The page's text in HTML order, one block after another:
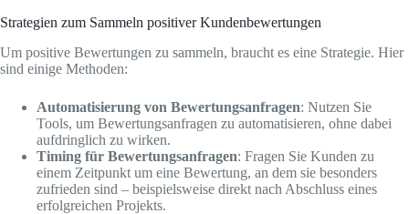
Strategien zum Sammeln positiver Kundenbewertungen
Um positive Bewertungen zu sammeln, braucht es eine Strategie. Hier
sind einige Methoden:
Automatisierung von Bewertungsanfragen: Nutzen Sie
Tools, um Bewertungsanfragen zu automatisieren, ohne dabei
aufdringlich zu wirken.
Timing für Bewertungsanfragen: Fragen Sie Kunden zu
einem Zeitpunkt um eine Bewertung, an dem sie besonders
zufrieden sind – beispielsweise direkt nach Abschluss eines
erfolgreichen Projekts.